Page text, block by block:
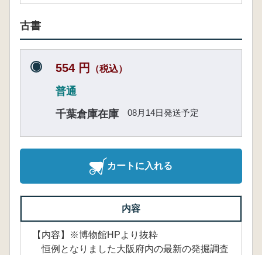
古書
554 円 （税込）
普通
千葉倉庫在庫
08月14日発送予定
カートに入れる
内容
【内容】※博物館HPより抜粋
恒例となりました大阪府内の最新の発掘調査